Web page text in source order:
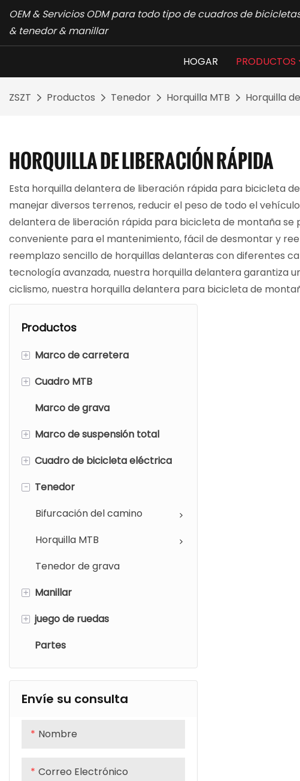
OEM & Servicios ODM para todo tipo de cuadros de
& tenedor & manillar
HOGAR PRODUCTOS
ZSZT Productos Tenedor Horquilla MTB Horquilla
HORQUILLA DE LIBERACIÓN RÁPIDA
Esta horquilla delantera de liberación rápida para bicicleta
manejar diversos terrenos, reducir el peso de todo el
delantera de liberación rápida para bicicleta de montaña
conveniente para el mantenimiento, fácil de desmontar y
reemplazo sencillo de horquillas delanteras con diferentes
tecnología avanzada, nuestra horquilla delantera garantiza
ciclismo, nuestra horquilla delantera para bicicleta de
Productos
+ Marco de carretera
Freno de llanta
Freno de disco
+ Cuadro MTB
Freno de llanta
Freno de disco
Marco de grava
+ Marco de suspensión total
Marco XC
Cuadro de enduro
+ Cuadro de bicicleta eléctrica
Cuadro de bicicleta eléctrica
montaña eléctrica
Cuadro de bicicleta eléctrica
de grava
-
Tenedor
Bifurcación del camino
Horquilla MTB
Tenedor de grava
+ Manillar
Manillar de carretera
Manillar MTB
+ juego de ruedas
Rueda MTB
Rueda de carretera
Partes
Envíe su consulta
Nombre
Correo Electrónico